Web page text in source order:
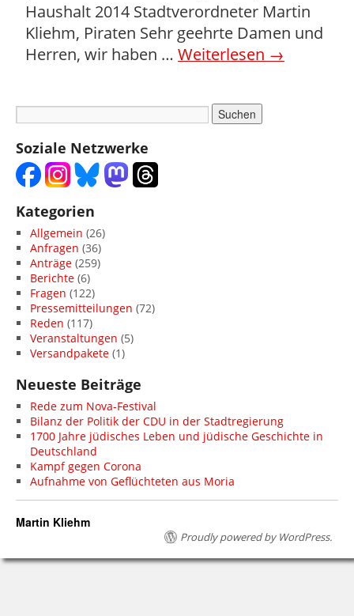
Haushalt 2014 Stadtverordneter Martin
Kliehm, Piraten Sehr geehrte Damen und
Herren, wir haben … Weiterlesen →
Soziale Netzwerke
Kategorien
Allgemein (26)
Anfragen (36)
Anträge (259)
Berichte (6)
Fragen (122)
Pressemitteilungen (72)
Reden (117)
Veranstaltungen (5)
Versandpakete (1)
Neueste Beiträge
Rede zum Nova-Festival
Bilanz der Politik der CDU in der Stadtregierung
1700 Jahre jüdisches Leben und jüdische Geschichte in
Deutschland
Kampf gegen Corona
Aufnahme von Geflüchteten aus Moria
Martin Kliehm
Proudly powered by WordPress.